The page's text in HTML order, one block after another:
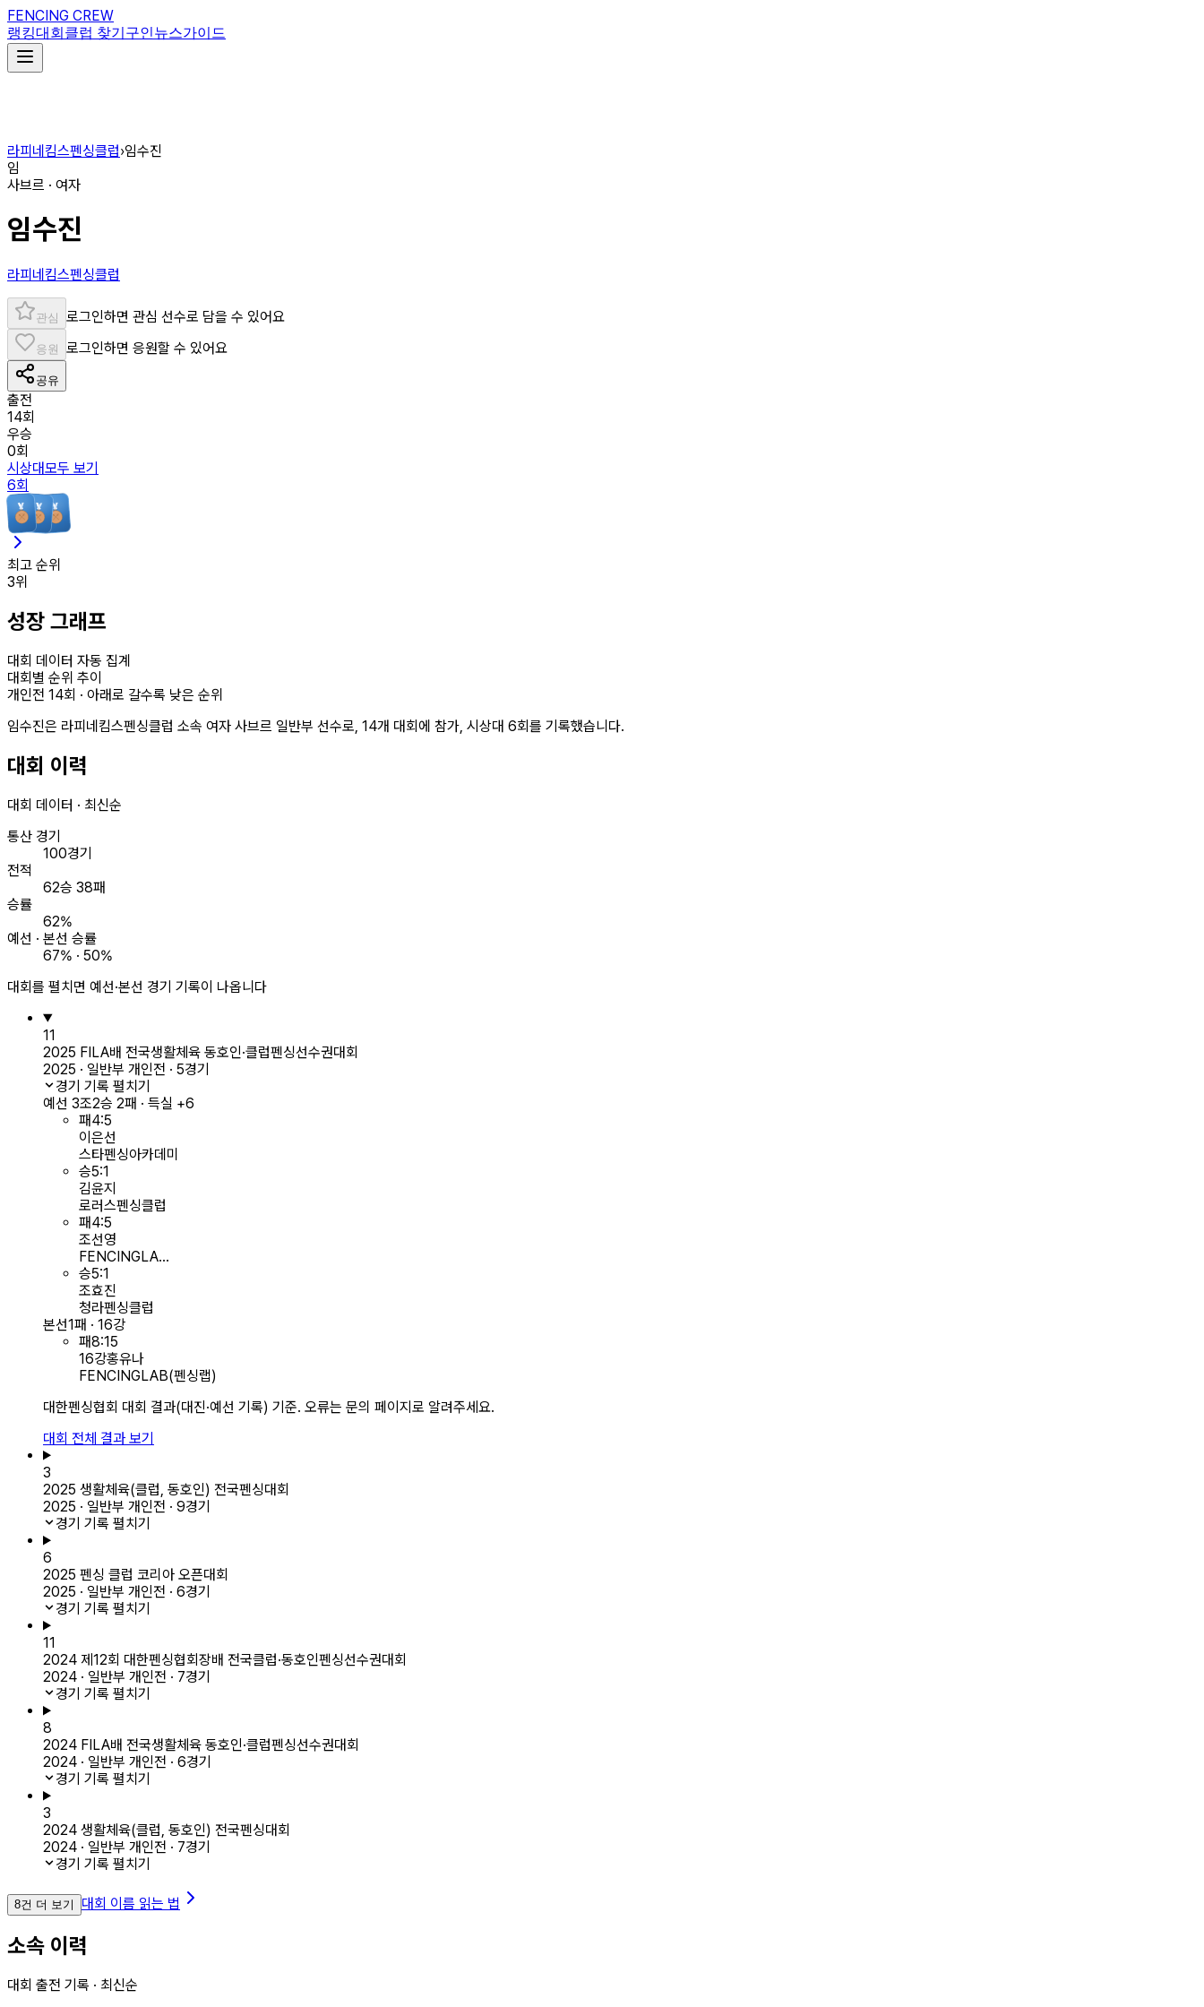
FENCING CREW
랭킹대회 클럽 찾기 구인뉴스가이드
라피네킴스펜싱클럽›임수진
임
사브르 · 여자
임수진
라피네킴스펜싱클럽
관심 로그인하면 관심 선수로 담을 수 있어요
응원 로그인하면 응원할 수 있어요
공유
출전
14회
우승
0회
시상대모두 보기
6회
최고 순위
3위
성장 그래프
대회 데이터 자동 집계
대회별 순위 추이
개인전 14회 · 아래로 갈수록 낮은 순위
임수진은 라피네킴스펜싱클럽 소속 여자 사브르 일반부 선수로, 14개 대회에 참가, 시상대 6회를 기록했습니다.
대회 이력
대회 데이터 · 최신순
통산 경기
100경기
전적
62승 38패
승률
62%
예선 · 본선 승률
67% · 50%
대회를 펼치면 예선·본선 경기 기록이 나옵니다
11
2025 FILA배 전국생활체육 동호인·클럽펜싱선수권대회
2025 · 일반부 개인전 · 5경기
경기 기록 펼치기
예선 3조2승 2패 · 득실 +6
패4:5
이은선
스타펜싱아카데미
승5:1
김윤지
로러스펜싱클럽
패4:5
조선영
FENCINGLA...
승5:1
조효진
청라펜싱클럽
본선1패 · 16강
패8:15
16강홍유나
FENCINGLAB(펜싱랩)
대한펜싱협회 대회 결과(대진·예선 기록) 기준. 오류는 문의 페이지로 알려주세요.
대회 전체 결과 보기
3
2025 생활체육(클럽, 동호인) 전국펜싱대회
2025 · 일반부 개인전 · 9경기
경기 기록 펼치기
6
2025 펜싱 클럽 코리아 오픈대회
2025 · 일반부 개인전 · 6경기
경기 기록 펼치기
11
2024 제12회 대한펜싱협회장배 전국클럽·동호인펜싱선수권대회
2024 · 일반부 개인전 · 7경기
경기 기록 펼치기
8
2024 FILA배 전국생활체육 동호인·클럽펜싱선수권대회
2024 · 일반부 개인전 · 6경기
경기 기록 펼치기
3
2024 생활체육(클럽, 동호인) 전국펜싱대회
2024 · 일반부 개인전 · 7경기
경기 기록 펼치기
8건 더 보기 대회 이름 읽는 법
소속 이력
대회 출전 기록 · 최신순